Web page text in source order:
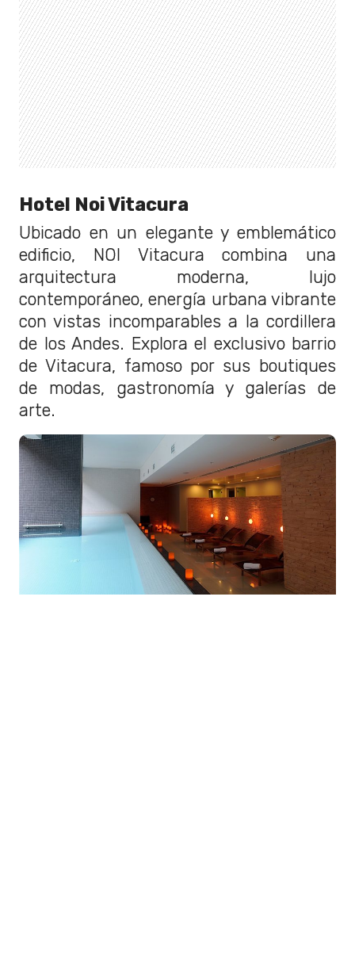
Hotel Noi Vitacura
Ubicado en un elegante y emblemático
edificio, NOI Vitacura combina una
arquitectura moderna, lujo
contemporáneo, energía urbana vibrante
con vistas incomparables a la cordillera
de los Andes. Explora el exclusivo barrio
de Vitacura, famoso por sus boutiques
de modas, gastronomía y galerías de
arte.